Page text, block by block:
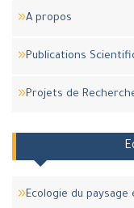
A propos
Publications
Projets de
Ecologie du